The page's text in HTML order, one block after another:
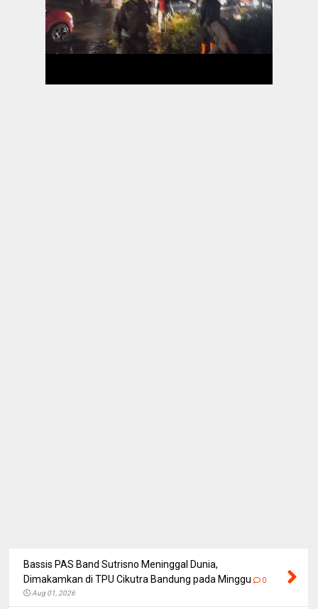
Bassis PAS Band Sutrisno Meninggal Dunia,
Dimakamkan di TPU Cikutra Bandung pada Minggu
0
Aug 01, 2026